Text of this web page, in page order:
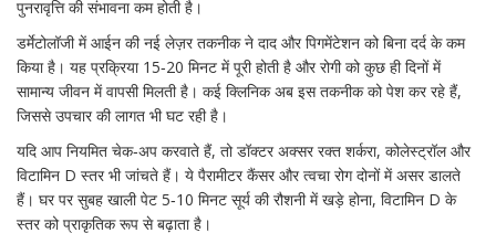
पुनरावृत्ति की संभावना कम होती है।
डर्मेटोलॉजी में आईन की नई लेज़र तकनीक ने दाद और पिगमेंटेशन को बिना दर्द के कम
किया है। यह प्रक्रिया 15‑20 मिनट में पूरी होती है और रोगी को कुछ ही दिनों में
सामान्य जीवन में वापसी मिलती है। कई क्लिनिक अब इस तकनीक को पेश कर रहे हैं,
जिससे उपचार की लागत भी घट रही है।
यदि आप नियमित चेक‑अप करवाते हैं, तो डॉक्टर अक्सर रक्त शर्करा, कोलेस्ट्रॉल और
विटामिन D स्तर भी जांचते हैं। ये पैरामीटर कैंसर और त्वचा रोग दोनों में असर डालते
हैं। घर पर सुबह खाली पेट 5‑10 मिनट सूर्य की रौशनी में खड़े होना, विटामिन D के
स्तर को प्राकृतिक रूप से बढ़ाता है।